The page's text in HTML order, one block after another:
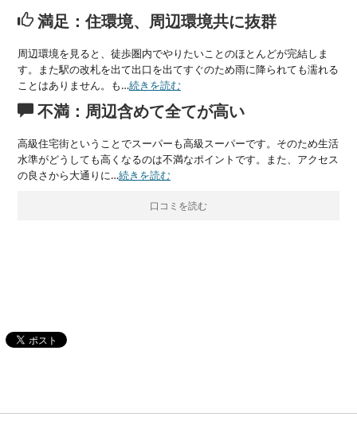
満足：住環境、周辺環境共に抜群
周辺環境を見ると、徒歩圏内でやりたいことのほとんどが完結しま
す。また駅の改札を出て出口を出てすぐのため雨に降られても濡れる
ことはありません。も…続きを読む
不満：周辺含めて全てが高い
高級住宅街ということでスーパーも高級スーパーです。そのため生活
水準がどうしても高くなるのは不満なポイントです。また、アクセス
の良さから大通りに…続きを読む
口コミを読む